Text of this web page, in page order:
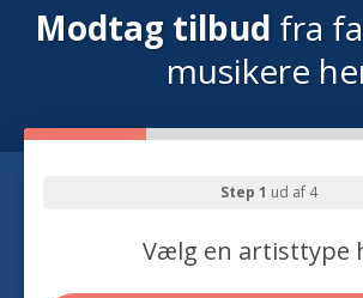
Modtag tilbud fra
musikere
Step 1 ud af 4
Vælg en artisttype